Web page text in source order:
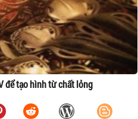
để tạo hình từ chất lỏng